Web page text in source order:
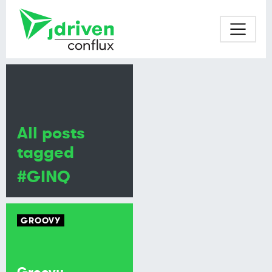
GROOVY
All posts
tagged
#GINQ